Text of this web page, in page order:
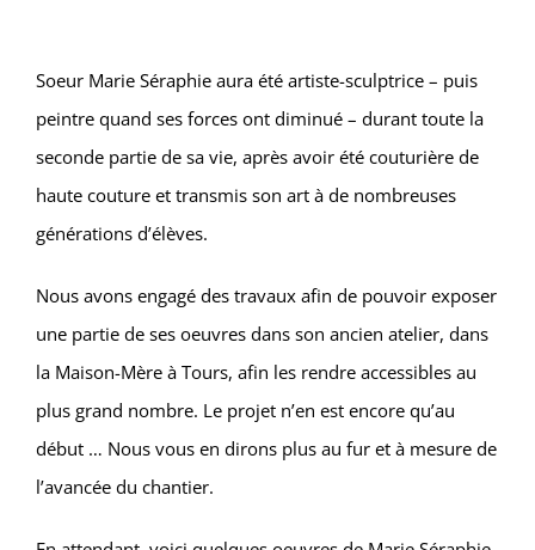
Soeur Marie Séraphie aura été artiste-sculptrice – puis
peintre quand ses forces ont diminué – durant toute la
seconde partie de sa vie, après avoir été couturière de
haute couture et transmis son art à de nombreuses
générations d’élèves.
Nous avons engagé des travaux afin de pouvoir exposer
une partie de ses oeuvres dans son ancien atelier, dans
la Maison-Mère à Tours, afin les rendre accessibles au
plus grand nombre. Le projet n’en est encore qu’au
début … Nous vous en dirons plus au fur et à mesure de
l’avancée du chantier.